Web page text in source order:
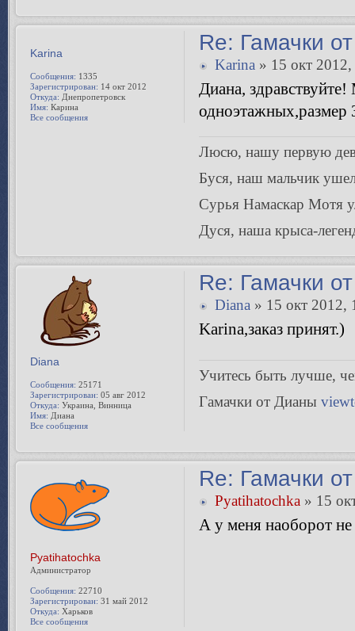
Re: Гамачки
Karina» 15 окт 2012,
Диана,
одноэтажных,размер
Люсю, нашу первую
Буся, наш мальчик
Сурья Намаскар Мотя
Дуся, наша крыса-
Karina
Сообщения: 1335
Зарегистрирован: 14 окт 2012
Откуда: Днепропетровск
Имя: Карина
Все сообщения
Re: Гамачки
Diana» 15 окт 2012,
Karina,заказ принят.)
Учитесь быть лучше,
Гамачки от Дианы
Diana
Сообщения: 25171
Зарегистрирован: 05 авг 2012
Откуда: Украина, Винница
Имя: Диана
Все сообщения
Re: Гамачки
Pyatihatochka» 15
А у меня наоборот
Pyatihatochka
Администратор
Сообщения: 22710
Зарегистрирован: 31 май 2012
Откуда: Харьков
Все сообщения